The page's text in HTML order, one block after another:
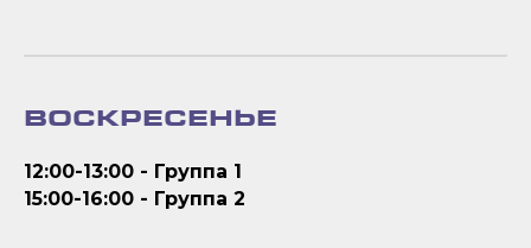
ВОСКРЕСЕНЬЕ
12:00-13:00 - Группа 1
15:00-16:00 - Группа 2